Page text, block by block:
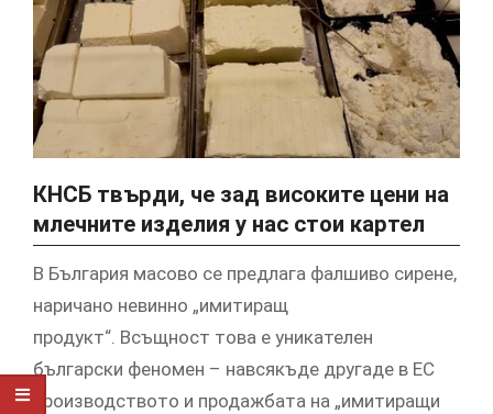
КНСБ твърди, че зад високите цени на
млечните изделия у нас стои картел
В България масово се предлага фалшиво сирене,
наричано невинно „имитиращ
продукт“. Всъщност това е уникателен
български феномен – навсякъде другаде в ЕС
производството и продажбата на „имитиращи